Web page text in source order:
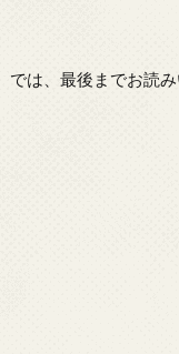
では、最後までお読